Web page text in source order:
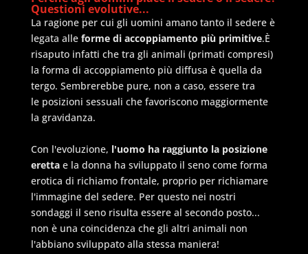
Questioni evolutive...
La ragione per cui gli uomini amano tanto il sedere è
legata alleforme di accoppiamento più primitive.È
risaputo infatti che tra gli animali (primati compresi)
la forma di accoppiamento più diffusa è quella da
tergo. Sembrerebbe pure, non a caso, essere tra
le posizioni sessuali che favoriscono maggiormente
la gravidanza.
Con l'evoluzione, l'uomo ha raggiunto la posizione
eretta e la donna ha sviluppato il seno come forma
erotica di richiamo frontale, proprio per richiamare
l'immagine del sedere. Per questo nei nostri
sondaggi il seno risulta essere al secondo posto...
non è una coincidenza che gli altri animali non
l'abbiano sviluppato alla stessa maniera!